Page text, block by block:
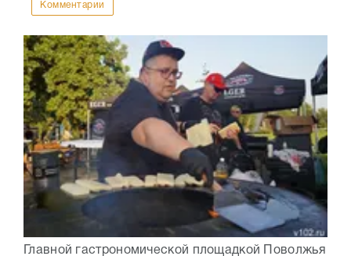
Комментарии
Главной гастрономической площадкой Поволжья